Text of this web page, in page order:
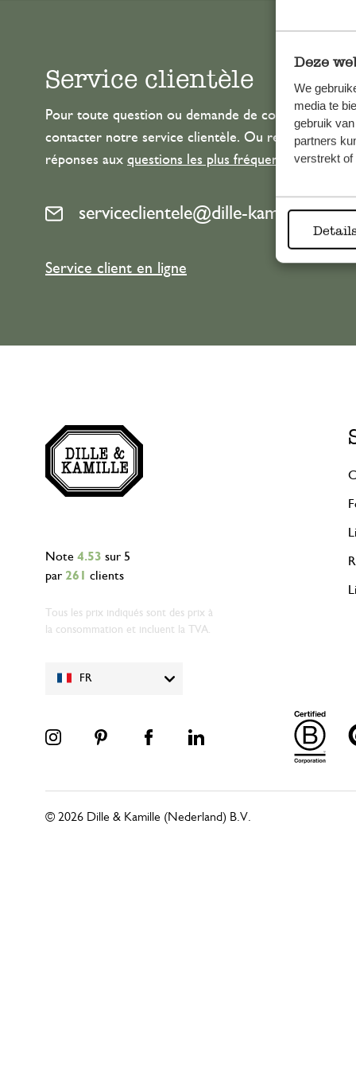
Deze
We
media te
gebruik
partners
verstrekt of
Service clientèle
Pour toute question ou demande de conseil ou
contacter notre service clientèle. Ou retrouvez ici
réponses aux questions les plus fréquemment
serviceclientele@dille-kamille.com
Service client en ligne
FR
Note 4.53 sur 5
par 261 clients
Tous les prix indiqués sont des prix à
la consommation et incluent la TVA.
© 2026 Dille & Kamille (Nederland) B.V.